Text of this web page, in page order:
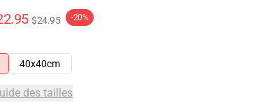
$24.95 -20%
40x40cm
des tailles